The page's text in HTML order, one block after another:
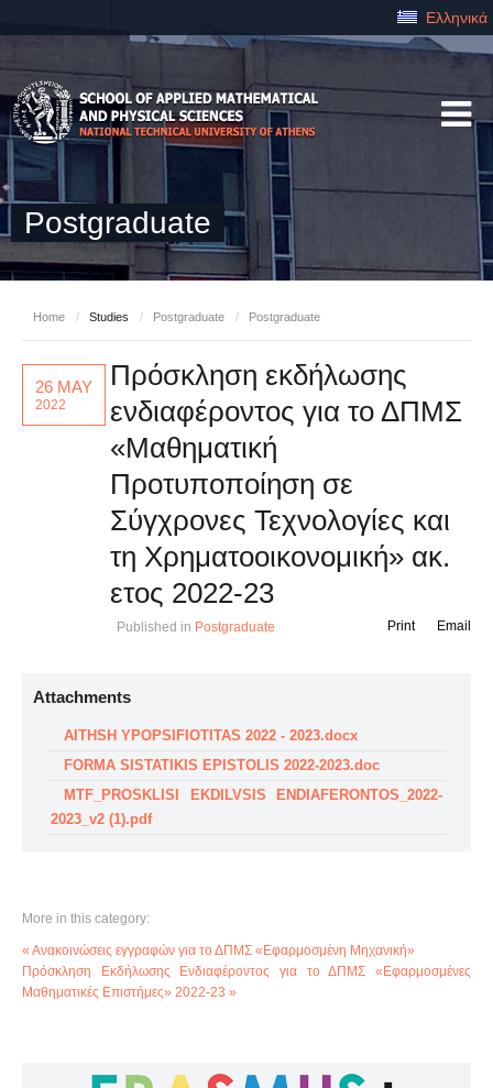
Ελληνικά
Postgraduate
Home / Studies / Postgraduate / Postgraduate
26 MAY
2022
Πρόσκληση εκδήλωσης
ενδιαφέροντος για το ΔΠΜΣ
«Μαθηματική
Προτυποποίηση σε
Σύγχρονες Τεχνολογίες και
τη Χρηματοοικονομική» ακ.
ετος 2022-23
Published in Postgraduate Email
Print
Attachments
AITHSH YPOPSIFIOTITAS 2022 - 2023.docx
FORMA SISTATIKIS EPISTOLIS 2022-2023.doc
MTF_PROSKLISI EKDILVSIS ENDIAFERONTOS_2022-
2023_v2 (1).pdf
More in this category:
« Ανακοινώσεις εγγραφών για το ΔΠΜΣ «Εφαρμοσμένη Μηχανική»
Πρόσκληση Εκδήλωσης Ενδιαφέροντος για το ΔΠΜΣ «Εφαρμοσμένες
Μαθηματικές Επιστήμες» 2022-23 »